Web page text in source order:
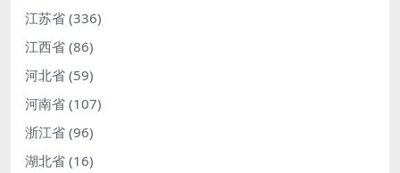
江苏省 (336)
江西省 (86)
河北省 (59)
河南省 (107)
浙江省 (96)
湖北省 (16)